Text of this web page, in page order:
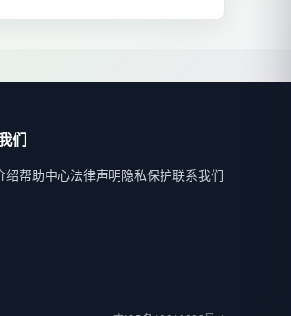
们
绍帮助中心法律声明隐私保护联系我们